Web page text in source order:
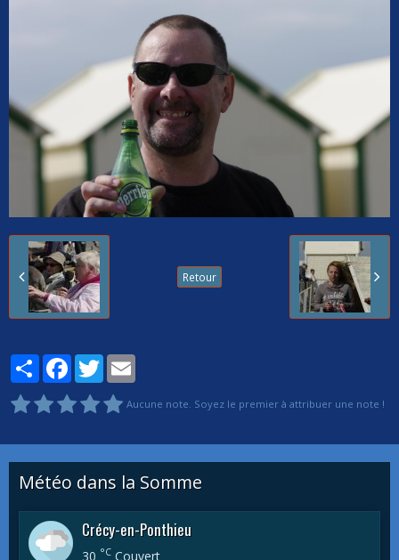
Retour
PartagerFacebook
Twitter
Aucune note. Soyez le premier à attribuer une note !
Météo dans la Somme
Crécy-en-Ponthieu
30 °C Couvert